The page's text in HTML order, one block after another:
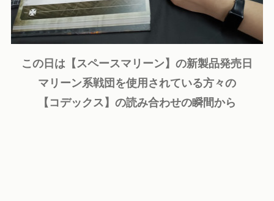
この日は【スペースマリーン】の新製品発売日
マリーン系戦団を使用されている方々の
【コデックス】の読み合わせの瞬間から